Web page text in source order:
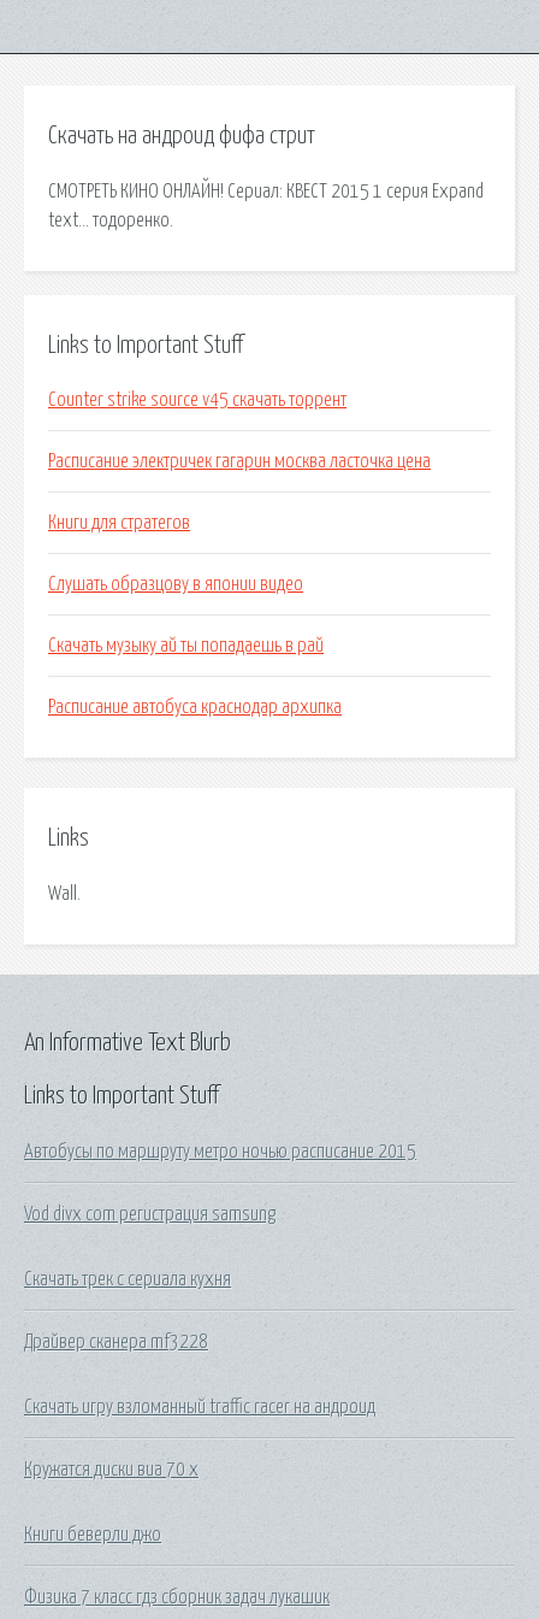
Скачать на андроид фифа стрит
СМОТРЕТЬ КИНО ОНЛАЙН! Сериал: КВЕСТ 2015 1 серия Expand
text… тодоренко.
Links to Important Stuff
Counter strike source v45 скачать торрент
Расписание электричек гагарин москва ласточка цена
Книги для стратегов
Слушать образцову в японии видео
Скачать музыку ай ты попадаешь в рай
Расписание автобуса краснодар архипка
Links
Wall.
Links to Important Stuff
Автобусы по маршруту метро ночью расписание 2015
Vod divx com регистрация samsung
Скачать трек с сериала кухня
Драйвер сканера mf3228
Скачать игру взломанный traffic racer на андроид
Кружатся диски виа 70 х
Книги беверли джо
Физика 7 класс гдз сборник задач лукашик
An Informative Text Blurb